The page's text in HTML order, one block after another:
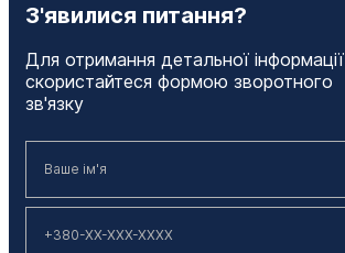
З'явилися питання?
Для отримання детальної інформації
скористайтеся формою зворотного
зв'язку